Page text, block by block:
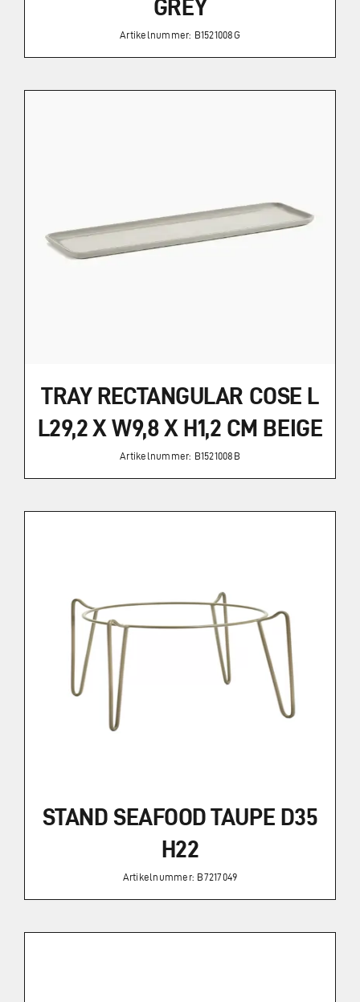
GREY
Artikelnummer: B1521008G
TRAY RECTANGULAR COSE L
L29,2 X W9,8 X H1,2 CM BEIGE
Artikelnummer: B1521008B
STAND SEAFOOD TAUPE D35
H22
Artikelnummer: B7217049